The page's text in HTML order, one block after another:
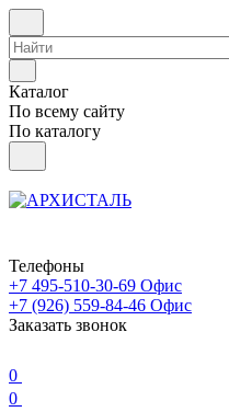
Каталог
По всему сайту
По каталогу
Телефоны
+7 495-510-30-69 Офис
+7 (926) 559-84-46 Офис
Заказать звонок
0
0